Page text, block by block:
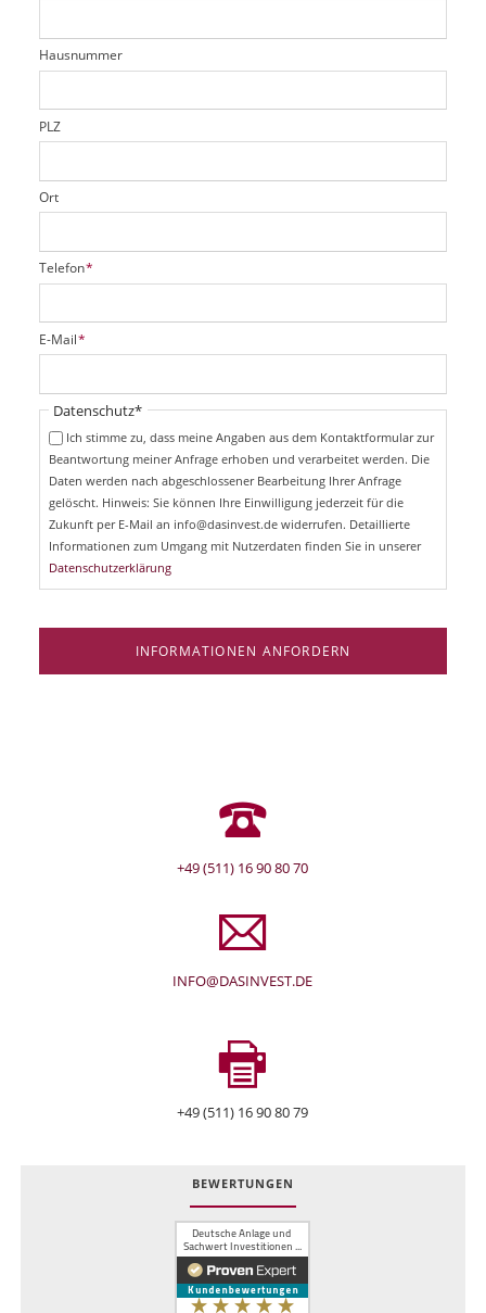
r
d
t
f
e
d
Hausnummer
PLZ
Ort
P
f
i
c
t
f
Telefon*
P
f
i
E-Mail*
Pflichtfeld
Datenschutz*
Ich stimme zu, dass meine Angaben aus dem Kontaktformular zur
Beantwortung meiner Anfrage erhoben und verarbeitet werden. Die
Daten werden nach abgeschlossener Bearbeitung Ihrer Anfrage
gelöscht. Hinweis: Sie können Ihre Einwilligung jederzeit für die
Zukunft per E-Mail an info@dasinvest.de widerrufen. Detaillierte
Informationen zum Umgang mit Nutzerdaten finden Sie in unserer
Datenschutzerklärung
INFORMATIONEN ANFORDERN
+49 (511) 16 90 80 70
INFO@DASINVEST.DE
+49 (511) 16 90 80 79
BEWERTUNGEN